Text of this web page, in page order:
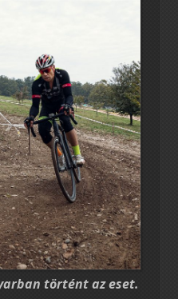
történt az eset.